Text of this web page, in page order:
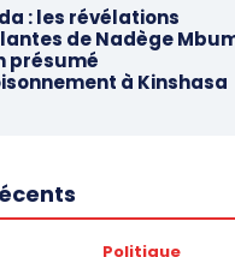
: les révélations
de Nadège
présumé
à Kinshasa
Politique